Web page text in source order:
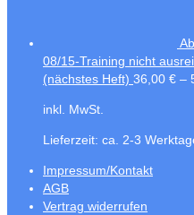
08/15-Training nicht
(nächstes Heft) 36,00 € –
inkl. MwSt.
Lieferzeit: ca. 2-3
Impressum/Kontakt
AGB
Vertrag widerrufen